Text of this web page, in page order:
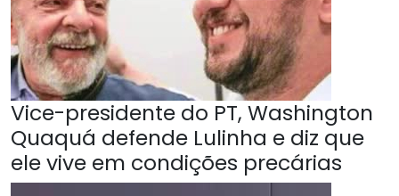
Vice-presidente do PT, Washington
Quaquá defende Lulinha e diz que
ele vive em condições precárias